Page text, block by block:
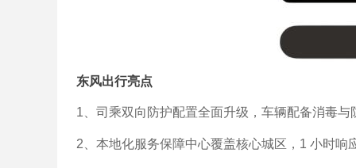
东风出行亮点
1、司乘双向防护配置全面升级，车辆配备消毒
2、本地化服务保障中心覆盖核心城区，1 小时